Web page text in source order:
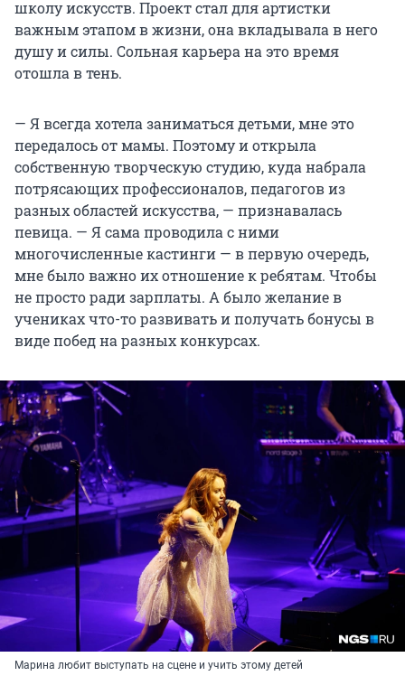
школу искусств. Проект стал для артистки
важным этапом в жизни, она вкладывала в него
душу и силы. Сольная карьера на это время
отошла в тень.
— Я всегда хотела заниматься детьми, мне это
передалось от мамы. Поэтому и открыла
собственную творческую студию, куда набрала
потрясающих профессионалов, педагогов из
разных областей искусства, — признавалась
певица. — Я сама проводила с ними
многочисленные кастинги — в первую очередь,
мне было важно их отношение к ребятам. Чтобы
не просто ради зарплаты. А было желание в
учениках что-то развивать и получать бонусы в
виде побед на разных конкурсах.
Марина любит выступать на сцене и учить этому детей